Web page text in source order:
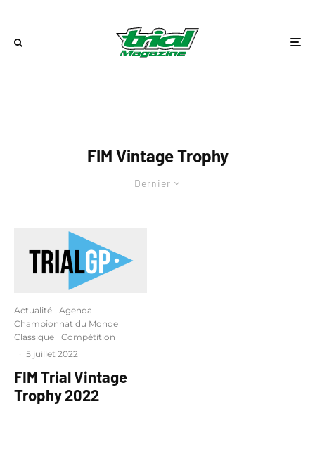
FIM Vintage Trophy
Dernier
Actualité
Agenda
Championnat du Monde
Classique
Compétition
· 5 juillet 2022
FIM Trial Vintage
Trophy 2022